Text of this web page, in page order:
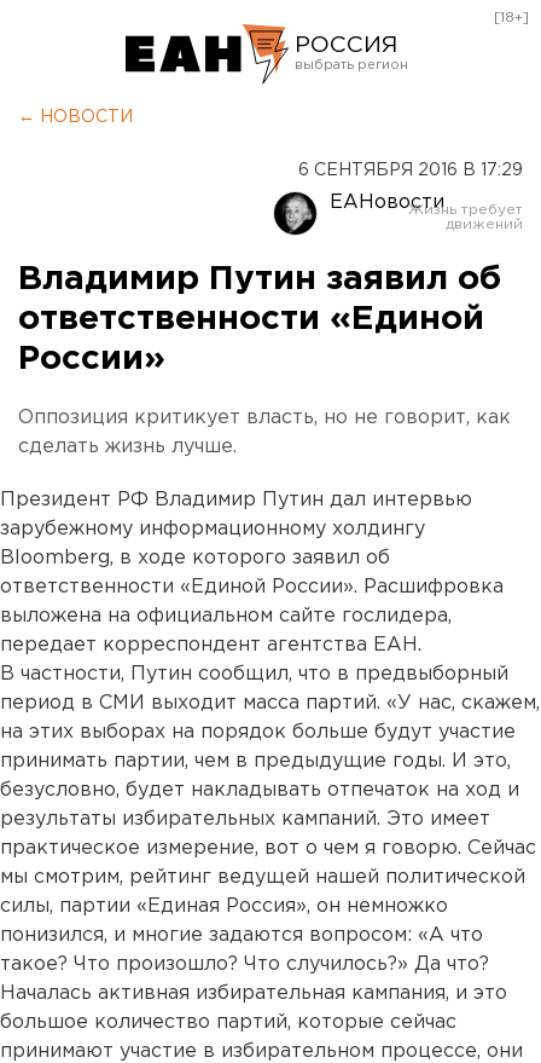
РОССИЯ
Оренбург
[18+]
← НОВОСТИ
6 СЕНТЯБРЯ 2016 В 17:29
ЕАНовости
Владимир Путин заявил об
ответственности «Единой
России»
Оппозиция критикует власть, но не говорит, как
сделать жизнь лучше.
Президент РФ Владимир Путин дал интервью
зарубежному информационному холдингу
Bloomberg, в ходе которого заявил об
ответственности «Единой России». Расшифровка
выложена на официальном сайте гослидера,
передает корреспондент агентства ЕАН.
В частности, Путин сообщил, что в предвыборный
период в СМИ выходит масса партий. «У нас, скажем,
на этих выборах на порядок больше будут участие
принимать партии, чем в предыдущие годы. И это,
безусловно, будет накладывать отпечаток на ход и
результаты избирательных кампаний. Это имеет
практическое измерение, вот о чем я говорю. Сейчас
мы смотрим, рейтинг ведущей нашей политической
силы, партии «Единая Россия», он немножко
понизился, и многие задаются вопросом: «А что
такое? Что произошло? Что случилось?» Да что?
Началась активная избирательная кампания, и это
большое количество партий, которые сейчас
принимают участие в избирательном процессе, они